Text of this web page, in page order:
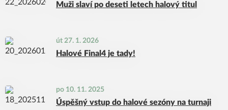
Muži slaví po deseti letech halový titul
út 27. 1. 2026
Halové Final4 je tady!
po 10. 11. 2025
Úspěšný vstup do halové sezóny na turnaji